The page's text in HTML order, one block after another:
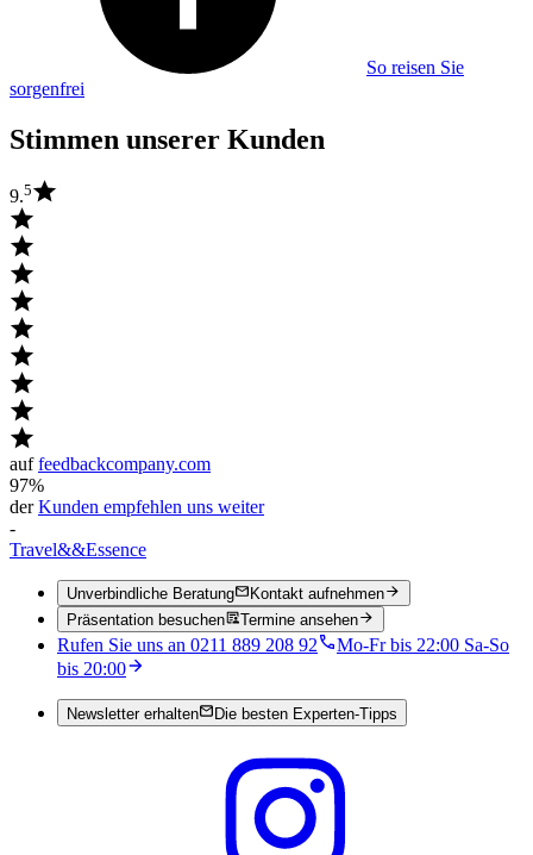
So reisen Sie
sorgenfrei
Stimmen unserer Kunden
9.5
auffeedbackcompany.com
97%
derKunden empfehlen uns weiter
-
Travel&&Essence
Unverbindliche Beratung
Kontakt aufnehmen
Präsentation besuchen
Termine ansehen
Rufen Sie uns an 0211 889 208 92
Mo-Fr bis 22:00 Sa-So
bis 20:00
Newsletter erhalten Die besten Experten-Tipps